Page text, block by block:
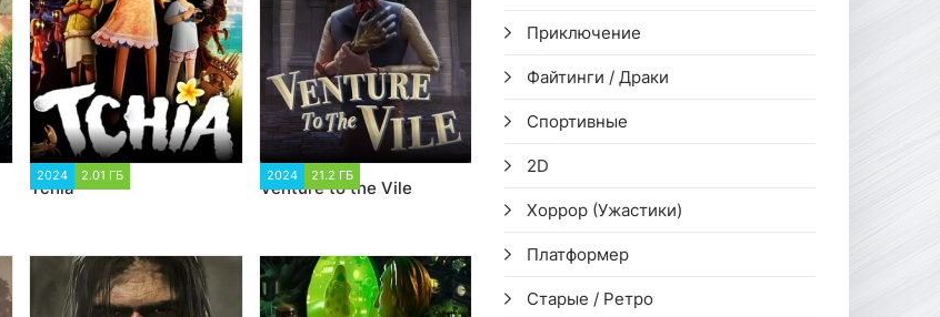
2024 2.01 ГБ
Tchia
2024 21.2 ГБ
Venture to the Vile
Приключение
Файтинги / Драки
Спортивные
2D
Хоррор (Ужастики)
Платформер
Старые / Ретро